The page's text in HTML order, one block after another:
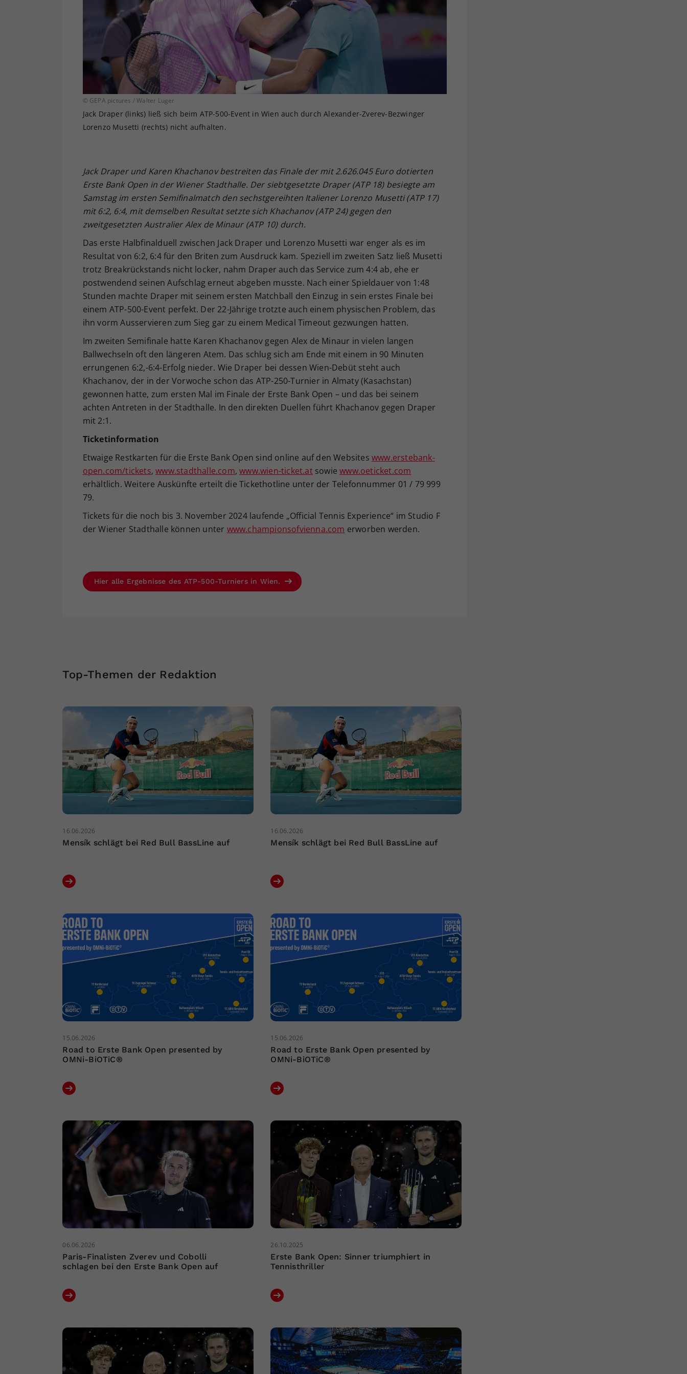
© GEPA pictures / Walter Luger
Jack Draper (links) ließ sich beim ATP-500-Event in Wien auch durch Alexander-Zverev-Bezwinger
Lorenzo Musetti (rechts) nicht aufhalten.
Jack Draper und Karen Khachanov bestreiten das Finale der mit 2.626.045 Euro dotierten
Erste Bank Open in der Wiener Stadthalle. Der siebtgesetzte Draper (ATP 18) besiegte am
Samstag im ersten Semifinalmatch den sechstgereihten Italiener Lorenzo Musetti (ATP 17)
mit 6:2, 6:4, mit demselben Resultat setzte sich Khachanov (ATP 24) gegen den
zweitgesetzten Australier Alex de Minaur (ATP 10) durch.
Das erste Halbfinalduell zwischen Jack Draper und Lorenzo Musetti war enger als es im
Resultat von 6:2, 6:4 für den Briten zum Ausdruck kam. Speziell im zweiten Satz ließ Musetti
trotz Breakrückstands nicht locker, nahm Draper auch das Service zum 4:4 ab, ehe er
postwendend seinen Aufschlag erneut abgeben musste. Nach einer Spieldauer von 1:48
Stunden machte Draper mit seinem ersten Matchball den Einzug in sein erstes Finale bei
einem ATP-500-Event perfekt. Der 22-Jährige trotzte auch einem physischen Problem, das
ihn vorm Ausservieren zum Sieg gar zu einem Medical Timeout gezwungen hatten.
Im zweiten Semifinale hatte Karen Khachanov gegen Alex de Minaur in vielen langen
Ballwechseln oft den längeren Atem. Das schlug sich am Ende mit einem in 90 Minuten
errungenen 6:2,-6:4-Erfolg nieder. Wie Draper bei dessen Wien-Debüt steht auch
Khachanov, der in der Vorwoche schon das ATP-250-Turnier in Almaty (Kasachstan)
gewonnen hatte, zum ersten Mal im Finale der Erste Bank Open – und das bei seinem
achten Antreten in der Stadthalle. In den direkten Duellen führt Khachanov gegen Draper
mit 2:1.
Ticketinformation
Etwaige Restkarten für die Erste Bank Open sind online auf den Websites www.erstebank-
open.com/tickets,www.stadthalle.com,www.wien-ticket.atsowiewww.oeticket.com
erhältlich. Weitere Auskünfte erteilt die Tickethotline unter der Telefonnummer 01 / 79 999
79.
Tickets für die noch bis 3. November 2024 laufende „Official Tennis Experience“ im Studio F
der Wiener Stadthalle können unter www.championsofvienna.com erworben werden.
Hier alle Ergebnisse des ATP-500-Turniers in Wien.
Top-Themen der Redaktion
16.06.2026
Mensík schlägt bei Red Bull BassLine auf
16.06.2026
Mensík schlägt bei Red Bull BassLine auf
15.06.2026
Road to Erste Bank Open presented by
OMNi-BiOTiC®
15.06.2026
Road to Erste Bank Open presented by
OMNi-BiOTiC®
06.06.2026
Paris-Finalisten Zverev und Cobolli
schlagen bei den Erste Bank Open auf
26.10.2025
Erste Bank Open: Sinner triumphiert in
Tennisthriller
Ihrer vorgenommen Einstellungen, falls der
Webseiten-Betreiber dies eingestellt hat.